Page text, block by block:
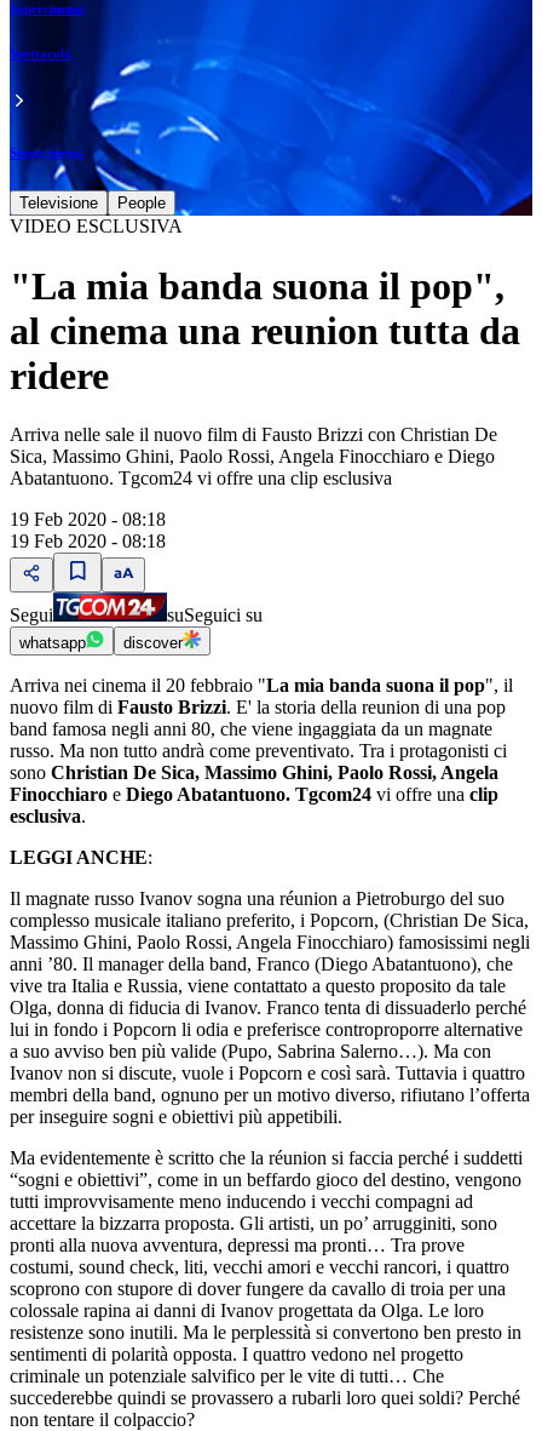
Supercinema
Spettacolo
Supercinema
Televisione People
VIDEO ESCLUSIVA
"La mia banda suona il pop",
al cinema una reunion tutta da
ridere
Arriva nelle sale il nuovo film di Fausto Brizzi con Christian De
Sica, Massimo Ghini, Paolo Rossi, Angela Finocchiaro e Diego
Abatantuono. Tgcom24 vi offre una clip esclusiva
19 Feb 2020 - 08:18
19 Feb 2020 - 08:18
Segui suSeguici su
whatsapp discover
Arriva nei cinema il 20 febbraio "La mia banda suona il pop", il
nuovo film di Fausto Brizzi. E' la storia della reunion di una pop
band famosa negli anni 80, che viene ingaggiata da un magnate
russo. Ma non tutto andrà come preventivato. Tra i protagonisti ci
sono Christian De Sica, Massimo Ghini, Paolo Rossi, Angela
Finocchiaro e Diego Abatantuono. Tgcom24 vi offre una clip
esclusiva.
LEGGI ANCHE:
Il magnate russo Ivanov sogna una réunion a Pietroburgo del suo
complesso musicale italiano preferito, i Popcorn, (Christian De Sica,
Massimo Ghini, Paolo Rossi, Angela Finocchiaro) famosissimi negli
anni ’80. Il manager della band, Franco (Diego Abatantuono), che
vive tra Italia e Russia, viene contattato a questo proposito da tale
Olga, donna di fiducia di Ivanov. Franco tenta di dissuaderlo perché
lui in fondo i Popcorn li odia e preferisce controproporre alternative
a suo avviso ben più valide (Pupo, Sabrina Salerno…). Ma con
Ivanov non si discute, vuole i Popcorn e così sarà. Tuttavia i quattro
membri della band, ognuno per un motivo diverso, rifiutano l’offerta
per inseguire sogni e obiettivi più appetibili.
Ma evidentemente è scritto che la réunion si faccia perché i suddetti
“sogni e obiettivi”, come in un beffardo gioco del destino, vengono
tutti improvvisamente meno inducendo i vecchi compagni ad
accettare la bizzarra proposta. Gli artisti, un po’ arrugginiti, sono
pronti alla nuova avventura, depressi ma pronti… Tra prove
costumi, sound check, liti, vecchi amori e vecchi rancori, i quattro
scoprono con stupore di dover fungere da cavallo di troia per una
colossale rapina ai danni di Ivanov progettata da Olga. Le loro
resistenze sono inutili. Ma le perplessità si convertono ben presto in
sentimenti di polarità opposta. I quattro vedono nel progetto
criminale un potenziale salvifico per le vite di tutti… Che
succederebbe quindi se provassero a rubarli loro quei soldi? Perché
non tentare il colpaccio?